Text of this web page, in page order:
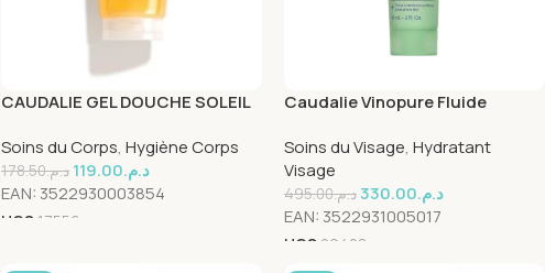
CAUDALIE GEL DOUCHE SOLEIL
Soins du Corps, Hygiène Corps
د.م.178.50 د.م.119.00
EAN: 3522930003854
UGS 17556
Caudalie Vinopure Fluide
Soins du Visage, Hydratant
Visage
د.م.495.00 د.م.330.00
EAN: 3522931005017
UGS 29408